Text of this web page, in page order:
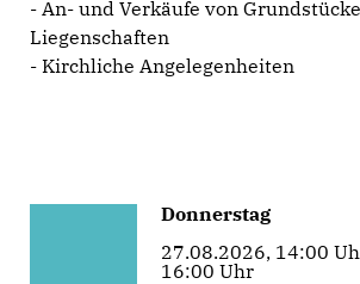
- An- und Verkäufe von
Liegenschaften
- Kirchliche Angelegenheiten
Donnerstag
27.08.2026, 14:00
16:00 Uhr